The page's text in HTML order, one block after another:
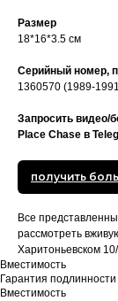
Размер
18*16*3.5 см
Серийный номер,
1360570 (1989-
Запросить видео/
Place Chase в
получить
Все
рассмотреть
Харитоньевском
Вместимость
Гарантия подлинности
Вместимость